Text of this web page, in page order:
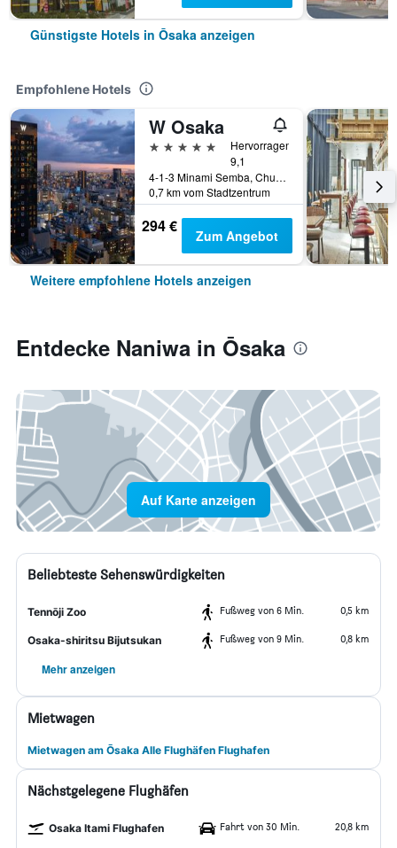
Günstigste Hotels in Ōsaka anzeigen
Empfohlene Hotels
W Osaka
5 Sterne
Hervorragend
9,1
4-1-3 Minami Semba, Chuo-ku, Ōsaka, Japan
0,7 km vom Stadtzentrum
294 € Zum Angebot
Weitere empfohlene Hotels anzeigen
Entdecke Naniwa in Ōsaka
Auf Karte anzeigen
Beliebteste Sehenswürdigkeiten
Tennōji Zoo Fußweg von 6 Min. 0,5 km
Osaka-shiritsu Bijutsukan Fußweg von 9 Min. 0,8 km
Mehr anzeigen
Mietwagen
Mietwagen am Ōsaka Alle Flughäfen Flughafen
Nächstgelegene Flughäfen
Osaka Itami Flughafen Fahrt von 30 Min. 20,8 km